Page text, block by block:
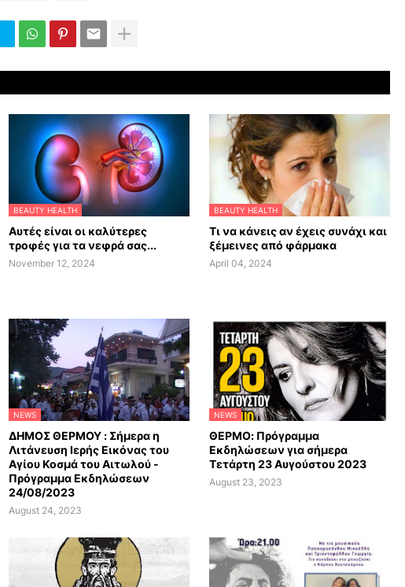
BEAUTY HEALTH
Αυτές είναι οι καλύτερες
τροφές για τα νεφρά σας...
November 12, 2024
BEAUTY HEALTH
Τι να κάνεις αν έχεις συνάχι και
ξέμεινες από φάρμακα
April 04, 2024
NEWS
ΔΗΜΟΣ ΘΕΡΜΟΥ : Σήμερα η
Λιτάνευση Ιερής Εικόνας του
Αγίου Κοσμά του Αιτωλού -
Πρόγραμμα Εκδηλώσεων
24/08/2023
August 24, 2023
NEWS
ΘΕΡΜΟ: Πρόγραμμα
Εκδηλώσεων για σήμερα
Τετάρτη 23 Αυγούστου 2023
August 23, 2023